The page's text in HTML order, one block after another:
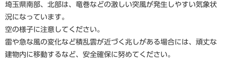
埼玉県南部、北部は、竜巻などの激しい突風が発生しやすい気象状
況になっています。
空の様子に注意してください。
雷や急な風の変化など積乱雲が近づく兆しがある場合には、頑丈な
建物内に移動するなど、安全確保に努めてください。